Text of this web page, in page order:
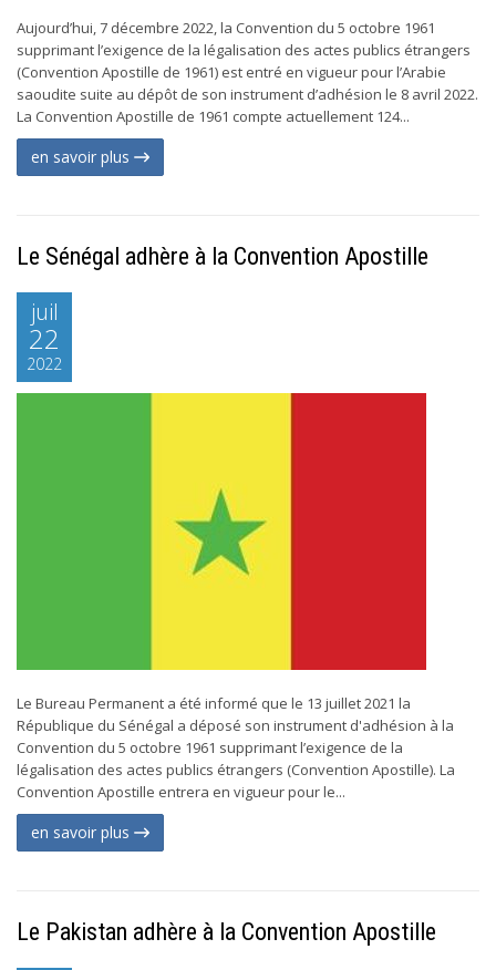
Aujourd’hui, 7 décembre 2022, la Convention du 5 octobre 1961
supprimant l’exigence de la légalisation des actes publics étrangers
(Convention Apostille de 1961) est entré en vigueur pour l’Arabie
saoudite suite au dépôt de son instrument d’adhésion le 8 avril 2022.
La Convention Apostille de 1961 compte actuellement 124...
en savoir plus
Le Sénégal adhère à la Convention Apostille
juil
22
2022
Le Bureau Permanent a été informé que le 13 juillet 2021 la
République du Sénégal a déposé son instrument d'adhésion à la
Convention du 5 octobre 1961 supprimant l’exigence de la
légalisation des actes publics étrangers (Convention Apostille). La
Convention Apostille entrera en vigueur pour le...
en savoir plus
Le Pakistan adhère à la Convention Apostille